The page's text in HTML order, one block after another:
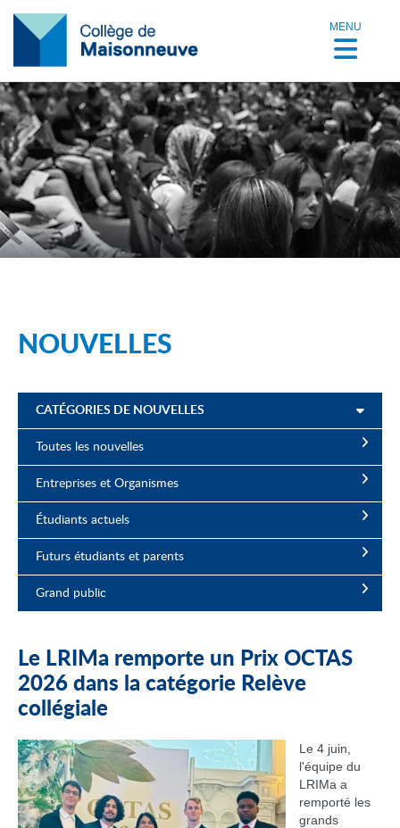
MENU
NOUVELLES
CATÉGORIES DE NOUVELLES
Toutes les nouvelles
Entreprises et Organismes
Étudiants actuels
Futurs étudiants et parents
Grand public
Le LRIMa remporte un Prix OCTAS
2026 dans la catégorie Relève
collégiale
Le 4 juin,
l'équipe du
LRIMa a
remporté les
grands